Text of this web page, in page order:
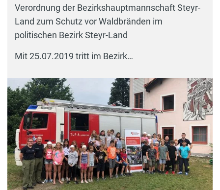
Verordnung der Bezirkshauptmannschaft Steyr-
Land zum Schutz vor Waldbränden im
politischen Bezirk Steyr-Land
Mit 25.07.2019 tritt im Bezirk…